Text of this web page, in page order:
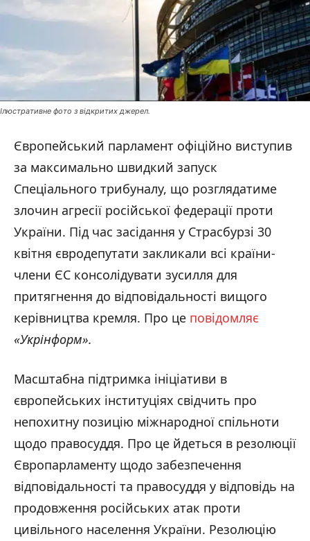
Ілюстративне фото з відкритих джерел.
Європейський парламент офіційно виступив
за максимально швидкий запуск
Спеціального трибуналу, що розглядатиме
злочин агресії російської федерації проти
України. Під час засідання у Страсбурзі 30
квітня євродепутати закликали всі країни-
члени ЄС консолідувати зусилля для
притягнення до відповідальності вищого
керівництва кремля. Про це повідомляє
«Укрінформ».
Масштабна підтримка ініціативи в
європейських інституціях свідчить про
непохитну позицію міжнародної спільноти
щодо правосуддя. Про це йдеться в резолюції
Європарламенту щодо забезпечення
відповідальності та правосуддя у відповідь на
продовження російських атак проти
цивільного населення України. Резолюцію